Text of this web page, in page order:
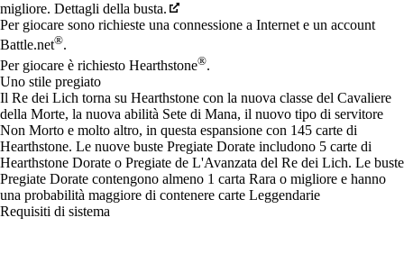
migliore. Dettagli della busta.
Per giocare sono richieste una connessione a Internet e un account
Battle.net®.
Per giocare è richiesto Hearthstone®.
Uno stile pregiato
Il Re dei Lich torna su Hearthstone con la nuova classe del Cavaliere
della Morte, la nuova abilità Sete di Mana, il nuovo tipo di servitore
Non Morto e molto altro, in questa espansione con 145 carte di
Hearthstone. Le nuove buste Pregiate Dorate includono 5 carte di
Hearthstone Dorate o Pregiate de L'Avanzata del Re dei Lich. Le buste
Pregiate Dorate contengono almeno 1 carta Rara o migliore e hanno
una probabilità maggiore di contenere carte Leggendarie
Requisiti di sistema